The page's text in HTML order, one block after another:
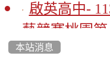
啟英高中-
藝競賽桃園第
啟英高中-
本站消息